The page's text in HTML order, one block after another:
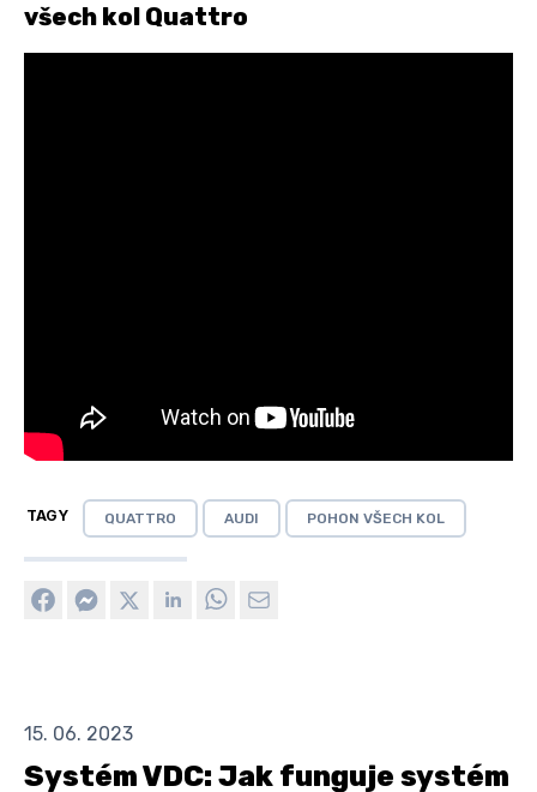
všech kol Quattro
TAGY QUATTRO AUDI POHON VŠECH KOL
15. 06. 2023
Systém VDC: Jak funguje systém